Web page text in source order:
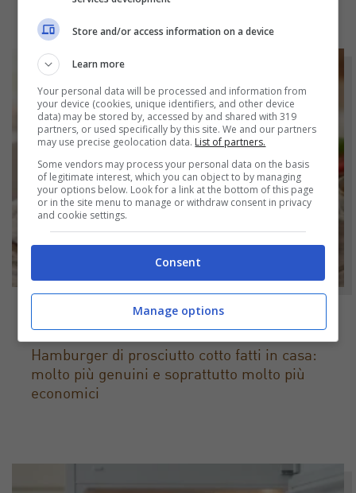
NOTIZIE
Hamburger di prosciutto cotto fatti in casa:
molto più genuini e soprattutto molto più
economici
Store and/or access information on a device
Learn more
Your personal data will be processed and information from
your device (cookies, unique identifiers, and other device
data) may be stored by, accessed by and shared with 319
partners, or used specifically by this site. We and our partners
may use precise geolocation data. List of partners.
Some vendors may process your personal data on the basis
of legitimate interest, which you can object to by managing
your options below. Look for a link at the bottom of this page
or in the site menu to manage or withdraw consent in privacy
and cookie settings.
Consent
Manage options